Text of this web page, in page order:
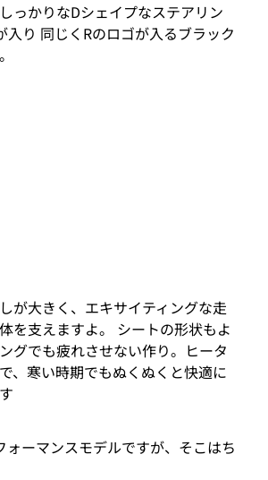
っかりなDシェイプなステアリン
入り 同じくRのロゴが入るブラック
が大きく、エキサイティングな走
を支えますよ。 シートの形状もよ
グでも疲れさせない作り。ヒータ
、寒い時期でもぬくぬくと快適に
ォーマンスモデルですが、そこはち